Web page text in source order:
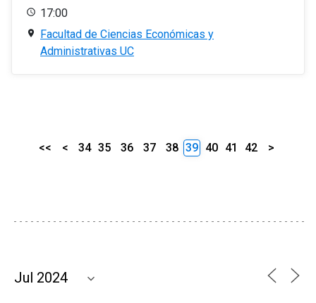
17:00
Facultad de Ciencias Económicas y
Administrativas UC
<< < 34 35 36 37 38 39 40 41 42 >